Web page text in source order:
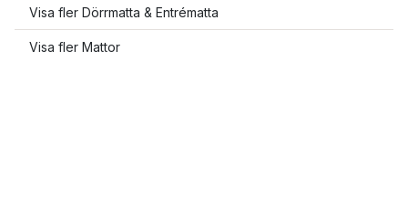
Visa fler Dörrmatta & Entrématta
Visa fler Mattor